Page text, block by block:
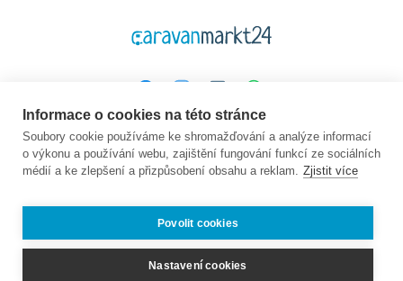
Platforma
Domovská stránka
Koupit
Prodej
otázky
Společnost
O nás
Kontakt
Průvodce
Nabídky práce:
Partner
Právní
GTC
Ochrana údajů
Otisk
Informace o cookies na této stránce
Soubory cookie používáme ke shromažďování a analýze informací
o výkonu a používání webu, zajištění fungování funkcí ze sociálních
médií a ke zlepšení a přizpůsobení obsahu a reklam. Zjistit více
Povolit cookies
Nastavení cookies